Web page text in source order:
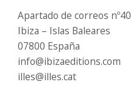
Apartado de correos nº40
Ibiza – Islas Baleares
07800 España
info@ibizaeditions.com
illes@illes.cat